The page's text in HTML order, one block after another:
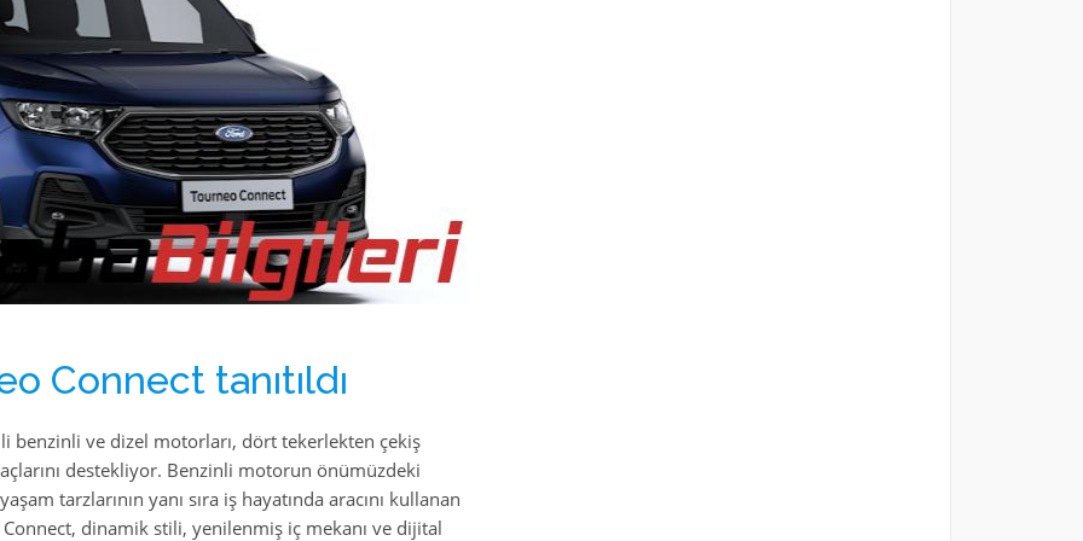
Connect tanıtıldı
benzinli ve dizel motorları, dört tekerlekten çekiş
destekliyor. Benzinli motorun önümüzdeki
tarzlarının yanı sıra iş hayatında aracını kullanan
dinamik stili, yenilenmiş iç mekanı ve dijital